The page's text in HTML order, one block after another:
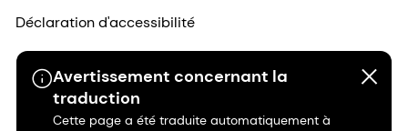
Avertissement concernant la
traduction
Cette page a été traduite automatiquement à
Déclaration d'accessibilité
Informations juridiques
Plan du site